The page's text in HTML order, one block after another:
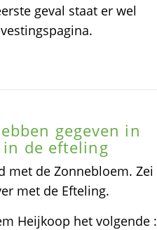
geval staat er wel
gegeven in
de efteling
met de Zonnebloem. Zei
met de Efteling.
Heijkoop het volgende :